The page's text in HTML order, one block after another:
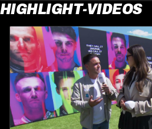
HIGHLIGHT-VIDEOS